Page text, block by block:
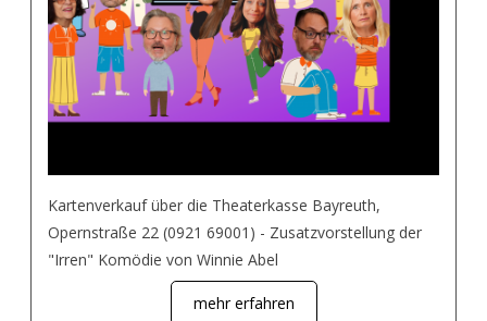
Kartenverkauf über die Theaterkasse Bayreuth,
Opernstraße 22 (0921 69001) - Zusatzvorstellung der
"Irren" Komödie von Winnie Abel
mehr erfahren